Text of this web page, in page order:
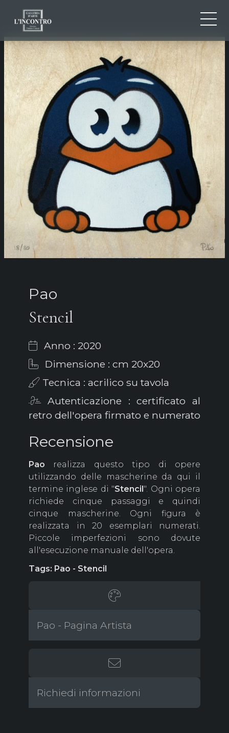
FR
CHI SIAMO
NEWS ED EVENTI
ARTISTI E OPERE
MOSTRE
CONTATTI
Pao
Stencil
Anno : 2020
Dimensione : cm 20x20
Tecnica : acrilico su tavola
Autenticazione : certificato al
retro dell'opera firmato e numerato
Recensione
Pao realizza questo tipo di opere
utilizzando delle mascherine da qui il
termine inglese di "Stencil ". Ogni opera
richiede cinque passaggi e quindi
cinque mascherine. Ogni figura è
realizzata in 20 esemplari numerati.
Piccole imperfezioni sono dovute
all'esecuzione manuale dell'opera.
Tags: Pao - Stencil
Pao - Pagina Artista
Richiedi informazioni